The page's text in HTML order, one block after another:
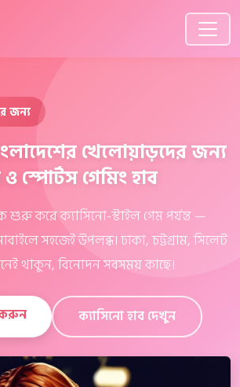
জন্য
খেলোয়াড়দের জন্য
স্পোর্টস গেমিং হাব
শুরু করে ক্যাসিনো-স্টাইল গেম পর্যন্ত —
সহজেই উপলব্ধ। ঢাকা, চট্টগ্রাম, সিলেট
থাকুন, বিনোদন সবসময় কাছে।
করুন ক্যাসিনো হাব দেখুন